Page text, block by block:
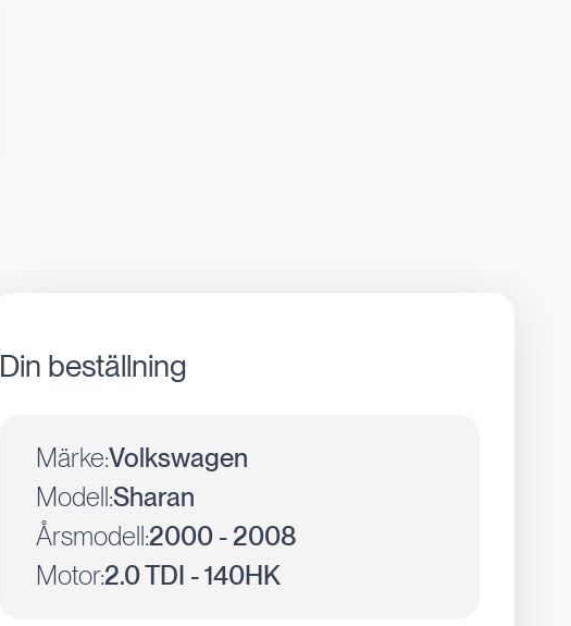
Din beställning
Märke:Volkswagen
Modell:Sharan
Årsmodell:2000 - 2008
Motor:2.0 TDI - 140HK